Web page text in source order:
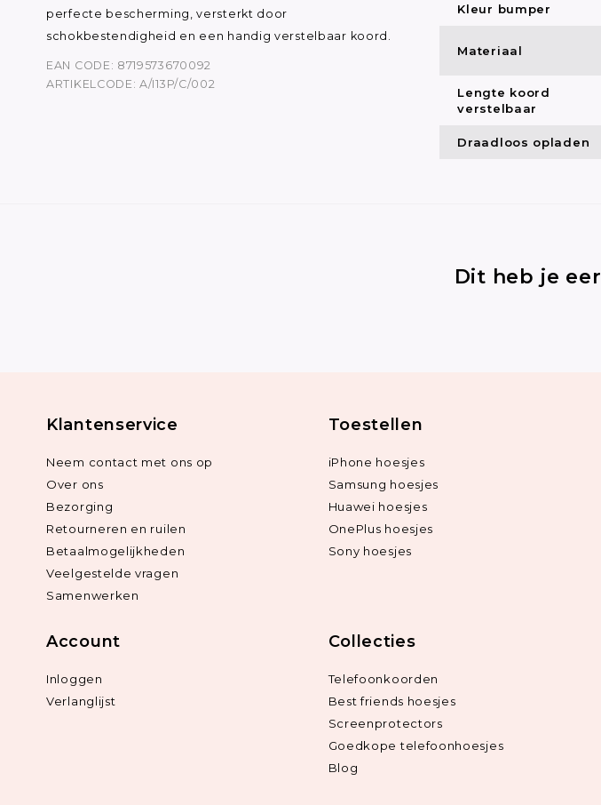
perfecte bescherming, versterkt door
schokbestendigheid en een handig verstelbaar koord.
EAN CODE: 8719573670092
ARTIKELCODE: A/I13P/C/002
Kleur bumper
Materiaal
Lengte koord
verstelbaar
Draadloos opladen
Dit heb je
Klantenservice
Neem contact met ons op
Over ons
Bezorging
Retourneren en ruilen
Betaalmogelijkheden
Veelgestelde vragen
Samenwerken
Toestellen
iPhone hoesjes
Samsung hoesjes
Huawei hoesjes
OnePlus hoesjes
Sony hoesjes
Account
Inloggen
Verlanglijst
Collecties
Telefoonkoorden
Best friends hoesjes
Screenprotectors
Goedkope telefoonhoesjes
Blog